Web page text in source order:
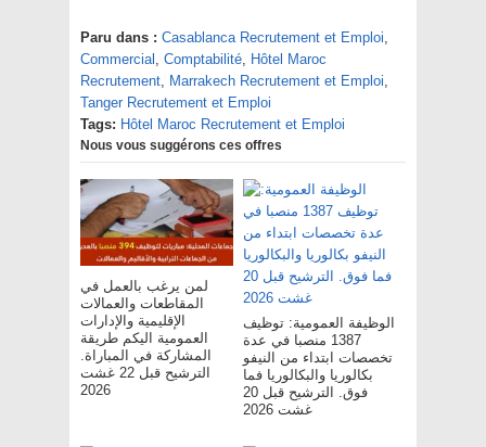
Paru dans : Casablanca Recrutement et Emploi,
Commercial , Comptabilité, Hôtel Maroc
Recrutement, Marrakech Recrutement et Emploi,
Tanger Recrutement et Emploi
Tags: Hôtel Maroc Recrutement et Emploi
Nous vous suggérons ces offres
لمن يرغب بالعمل في
المقاطعات والعمالات
الإقليمية والإدارات
العمومية اليكم طريقة
المشاركة في المباراة.
الترشيح قبل 22 غشت
2026
الوظيفة العمومية: توظيف
1387 منصبا في عدة
تخصصات ابتداء من النيفو
بكالوريا والبكالوريا فما
فوق. الترشيح قبل 20
غشت 2026